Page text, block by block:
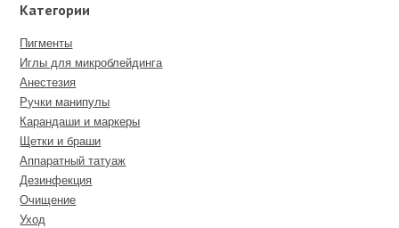
Категории
Пигменты
Иглы для микроблейдинга
Анестезия
Ручки манипулы
Карандаши и маркеры
Щетки и браши
Аппаратный татуаж
Дезинфекция
Очищение
Уход